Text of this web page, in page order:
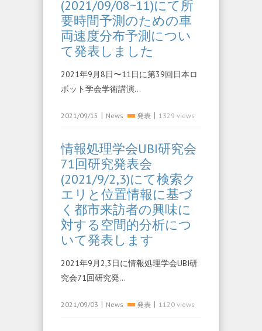
(2021/09/08~11)にて所
要時間予測のための車
両速度分布予測につい
て発表しました
2021年9月8日〜11日に第39回日本ロ
ボット学会学術講演…
2021/09/15 | News 発表 | 1329 views
情報処理学会UBI研究会
71回研究発表会
(2021/9/2,3)にて検索ク
エリと位置情報に基づ
く都市来訪者の興味に
対する空間的分析につ
いて発表します
2021年9月2,3日に情報処理学会UBI研
究会71回研究発…
2021/09/03 | News 発表 | 1120 views